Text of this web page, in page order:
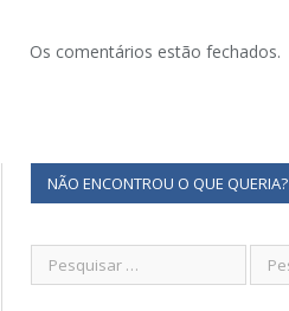
Os comentários estão fechados.
NÃO ENCONTROU O QUE QUERIA?